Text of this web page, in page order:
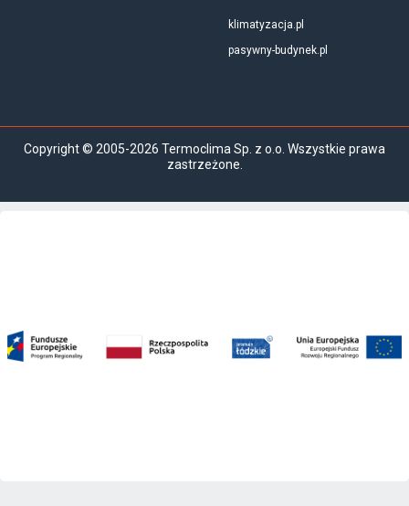
klimatyzacja.pl
pasywny-budynek.pl
Copyright © 2005-2026 Termoclima Sp. z o.o. Wszystkie prawa
zastrzeżone.